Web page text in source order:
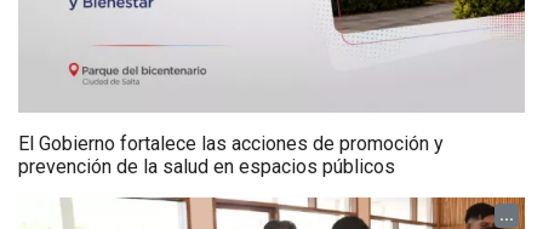
El Gobierno fortalece las acciones de promoción y
prevención de la salud en espacios públicos
...